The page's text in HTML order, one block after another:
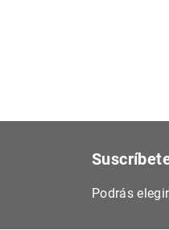
Podrás